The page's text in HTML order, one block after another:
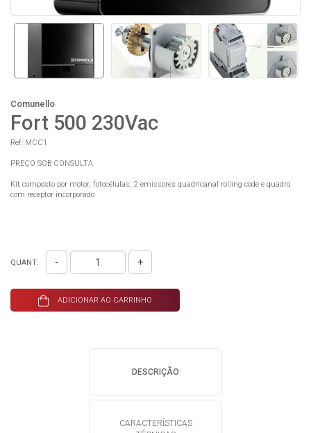
Comunello
Fort 500 230Vac
Ref: MCC1
PREÇO SOB CONSULTA
Kit composto por motor, fotocélulas, 2 emissores quadricanal rolling code e quadro
com receptor incorporado
QUANT: - +
ADICIONAR AO CARRINHO
DESCRIÇÃO
CARACTERÍSTICAS